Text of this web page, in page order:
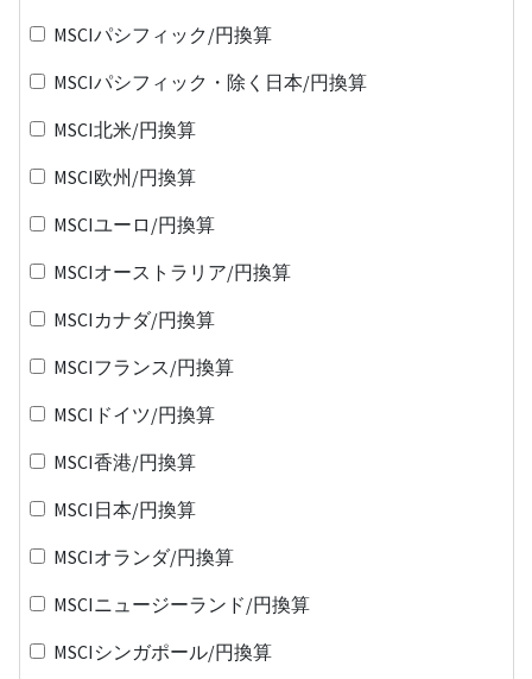
MSCIパシフィック/円換算
MSCIパシフィック・除く日本/円換算
MSCI北米/円換算
MSCI欧州/円換算
MSCIユーロ/円換算
MSCIオーストラリア/円換算
MSCIカナダ/円換算
MSCIフランス/円換算
MSCIドイツ/円換算
MSCI香港/円換算
MSCI日本/円換算
MSCIオランダ/円換算
MSCIニュージーランド/円換算
MSCIシンガポール/円換算